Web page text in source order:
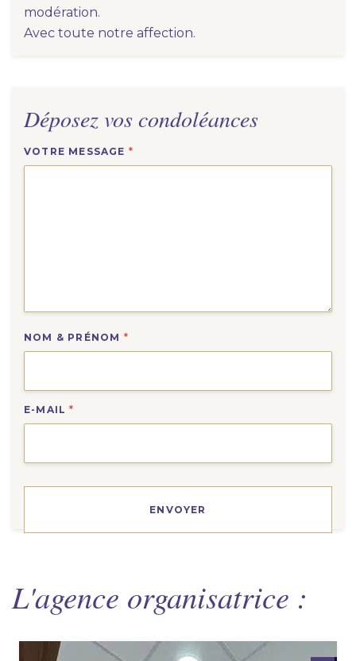
modération.
Avec toute notre affection.
Déposez vos condoléances
VOTRE MESSAGE *
NOM & PRÉNOM *
E-MAIL*
L'agence organisatrice :